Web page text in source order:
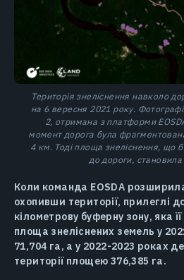
Територія знеліснення навколо
на 6 вересня 2021 року.
2, отримана з платформи
момент дорога була
4 км. Тоді площа знеліснення, що
до дороги,
Коли команда EOSDA
охопивши території, прилеглі
кілометрову буферну зону, яка
площа знеліснених земель у
71,704 га, а у 2022-2023 роках
території площею 376,385 га.